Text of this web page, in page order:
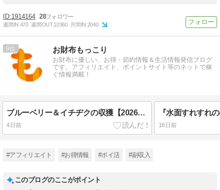
1914164 28
週間IN:470 週間OUT:10360 月間IN:2040
9 お財布もっこり
お財布に優しい、お得・節約情報＆生活情報発信ブログ
です。アフィリエイト、ポイントサイト等のネットで稼
ぐ情報満載！
ブルーベリー＆イチヂクの収獲【2026・夏】
4日前 16日前
#アフィリエイト #お得情報 #ポイ活 #副収入
このブログのここがポイント